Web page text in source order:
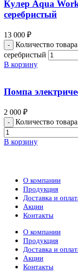
Кулер Aqua
серебристый
13 000 ₽
Количество
серебристый
В корзину
Помпа
2 000 ₽
Количество
В корзину
О компании
Продукция
Доставка и
Акции
Контакты
О компании
Продукция
Доставка и
Акции
Контакты